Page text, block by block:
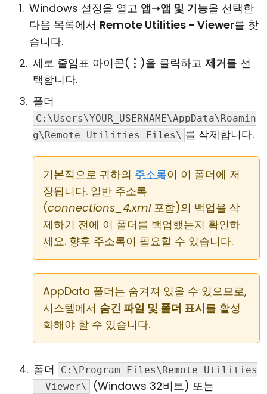
Windows 설정을 열고 앱➝앱 및 기능을 선택한
다음 목록에서 Remote Utilities - Viewer를 찾
습니다.
세로 줄임표 아이콘( ⋮ )을 클릭하고 제거를 선
택합니다.
폴더
C:\Users\YOUR_USERNAME\AppData\Roamin
g\Remote Utilities Files\ 를 삭제합니다.
기본적으로 귀하의 주소록이 이 폴더에 저
장됩니다. 일반 주소록
(connections_4.xml포함)의 백업을 삭
제하기 전에 이 폴더를 백업했는지 확인하
세요. 향후 주소록이 필요할 수 있습니다.
AppData 폴더는 숨겨져 있을 수 있으므로,
시스템에서 숨긴 파일 및 폴더 표시를 활성
화해야 할 수 있습니다.
폴더
C:\Program Files\Remote Utilities
- Viewer\
(Windows 32비트) 또는